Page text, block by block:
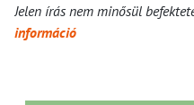
Jelen írás nem minősül
információ